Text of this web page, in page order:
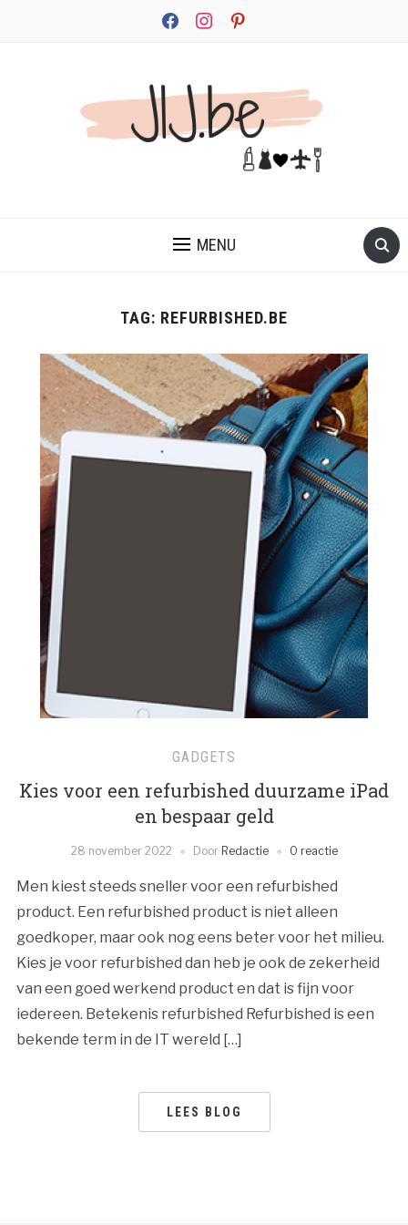
facebookinstagrampinterest
MENU
TAG: REFURBISHED.BE
GADGETS
Kies voor een refurbished duurzame iPad
en bespaar geld
28 november 2022 Door Redactie 0 reactie
Men kiest steeds sneller voor een refurbished
product. Een refurbished product is niet alleen
goedkoper, maar ook nog eens beter voor het milieu.
Kies je voor refurbished dan heb je ook de zekerheid
van een goed werkend product en dat is fijn voor
iedereen. Betekenis refurbished Refurbished is een
bekende term in de IT wereld […]
LEES BLOG